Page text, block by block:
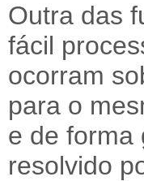
Outra das
fácil
ocorram
para o
e de forma
resolvido